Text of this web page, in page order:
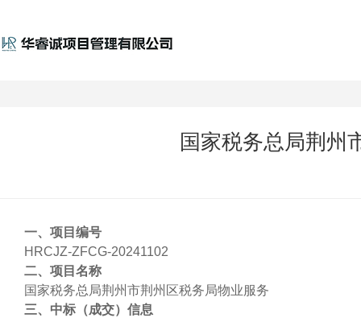
国家税务总局荆州
一、项目编号
HRCJZ-ZFCG-20241102
二、项目名称
国家税务总局荆州市荆州区税务局物业服务
三、中标（成交）信息